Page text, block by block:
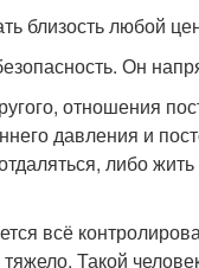
близость любой
Он
отношения
давления и
либо
всё
Такой